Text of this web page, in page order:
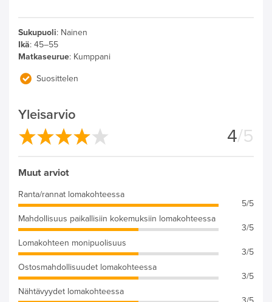
Sukupuoli: Nainen
Ikä: 45–55
Matkaseurue: Kumppani
Suosittelen
Yleisarvio
4/5
Muut arviot
Ranta/rannat lomakohteessa
5/5
Mahdollisuus paikallisiin kokemuksiin lomakohteessa
3/5
Lomakohteen monipuolisuus
3/5
Ostosmahdollisuudet lomakohteessa
3/5
Nähtävyydet lomakohteessa